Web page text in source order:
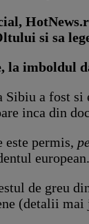
si sa
la imboldul
Sibiu a fost
inca din
este permis,
european.
de greu
(detalii mai